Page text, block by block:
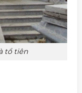
tổ tiên